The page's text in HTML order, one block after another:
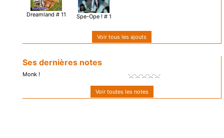
Dreamland # 11 Spe-Ope ! # 1
Voir tous les ajouts
Ses dernières notes
Monk !
Voir toutes les notes